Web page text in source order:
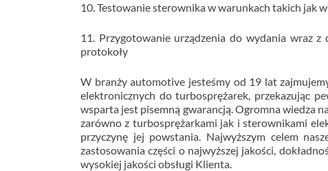
10. Testowanie sterownika w warunkach takich jak
11. Przygotowanie urządzenia do wydania wraz
protokoły
W branży automotive jesteśmy od 19 lat
elektronicznych do turbosprężarek, przekazując
wsparta jest pisemną gwarancją. Ogromna wiedza
zarówno z turbosprężarkami jak i sterownikami
przyczynę jej powstania. Najwyższym celem
zastosowania części o najwyższej jakości,
wysokiej jakości obsługi Klienta.